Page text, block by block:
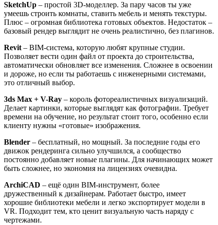
SketchUp – простой 3D‑моделлер. За пару часов ты уже
умеешь строить комнаты, ставить мебель и менять текстуры.
Плюс – огромная библиотека готовых объектов. Недостаток –
базовый рендер выглядит не очень реалистично, без плагинов.
Revit– BIM‑система, которую любят крупные студии.
Позволяет вести один файл от проекта до строительства,
автоматически обновляет все изменения. Сложнее в освоении
и дороже, но если ты работаешь с инженерными системами,
это отличный выбор.
3ds Max + V-Ray – король фотореалистичных визуализаций.
Делает картинки, которые выглядят как фотографии. Требует
времени на обучение, но результат стоит того, особенно если
клиенту нужны «готовые» изображения.
Blender – бесплатный, но мощный. За последние годы его
движок рендеринга сильно улучшился, а сообщество
постоянно добавляет новые плагины. Для начинающих может
быть сложнее, но экономия на лицензиях очевидна.
ArchiCAD – ещё один BIM‑инструмент, более
дружественный к дизайнерам. Работает быстро, имеет
хорошие библиотеки мебели и легко экспортирует модели в
VR. Подходит тем, кто ценит визуальную часть наряду с
чертежами.